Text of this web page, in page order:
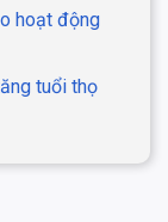
hoạt động
tuổi thọ